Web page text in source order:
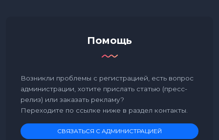
Помощь
Возникли проблемы с регистрацией, есть вопрос
администрации, хотите прислать статью (пресс-
релиз) или заказать рекламу?
Переходите по ссылке ниже в раздел контакты.
СВЯЗАТЬСЯ С АДМИНИСТРАЦИЕЙ